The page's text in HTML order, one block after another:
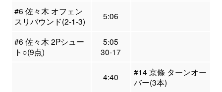
#6 佐々木 オフェン
スリバウンド(2-1-3)
5:06
#6 佐々木 2Pシュー
ト○(9点)
5:05
30-17
4:40
#14 京條 ターンオー
バー(3本)